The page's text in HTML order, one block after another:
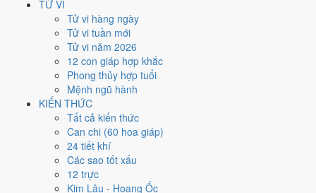
TỬ VI
Tử vi hàng ngày
Tử vi tuần mới
Tử vi năm 2026
12 con giáp hợp khắc
Phong thủy hợp tuổi
Mệnh ngũ hành
KIẾN THỨC
Tất cả kiến thức
Can chi (60 hoa giáp)
24 tiết khí
Các sao tốt xấu
12 trực
Kim Lâu - Hoang Ốc
Ngày Giáp Tuất có TrựcThành
việc) và gặp SaoTư Mệnh hoàng đạo
nên đây là Ngày Đại Cát, rất hợp cho cưới hỏi, khai trương, ký
Dần, Ngọ, Mão hợp ngày; tuổi
Ngày 24/2/2027 tốt hay xấu cho
việc gì?
Ngày 24/2/2027 đạt9.1/10
Xuất hành - đi xa (10/10), thấp nhất là